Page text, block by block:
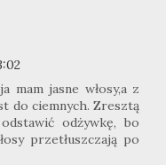
mam jasne włosy,a z
do ciemnych. Zresztą
odżywkę, bo
przetłuszczają po